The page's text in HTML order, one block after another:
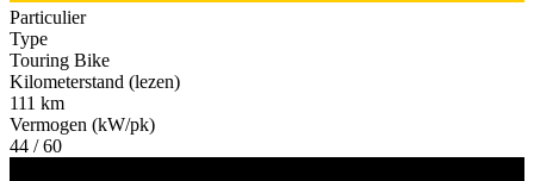
Particulier
Type
Touring Bike
Kilometerstand (lezen)
111 km
Vermogen (kW/pk)
44 / 60